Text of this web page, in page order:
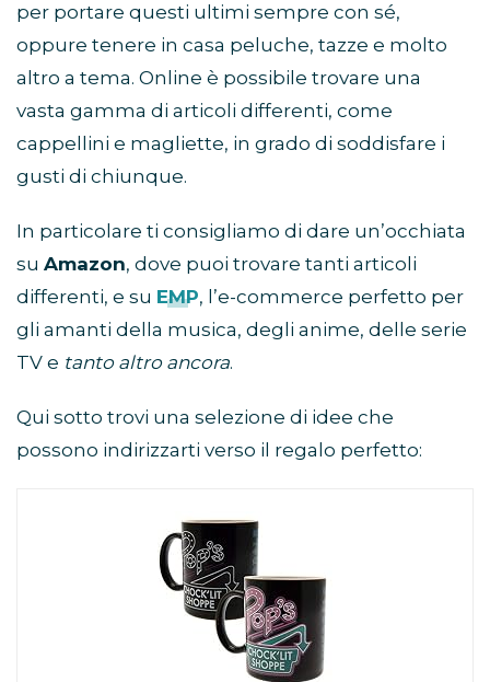
per portare questi ultimi sempre con sé,
oppure tenere in casa peluche, tazze e molto
altro a tema. Online è possibile trovare una
vasta gamma di articoli differenti, come
cappellini e magliette, in grado di soddisfare i
gusti di chiunque.
In particolare ti consigliamo di dare un’occhiata
su Amazon, dove puoi trovare tanti articoli
differenti, e su EMP, l’e-commerce perfetto per
gli amanti della musica, degli anime, delle serie
TV e tanto altro ancora.
Qui sotto trovi una selezione di idee che
possono indirizzarti verso il regalo perfetto: